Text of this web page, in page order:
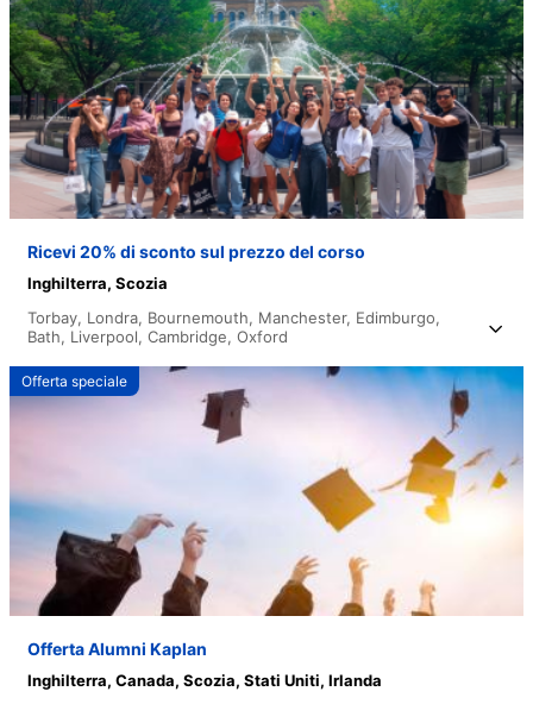
Ricevi 20% di sconto sul prezzo del corso
Inghilterra, Scozia
Torbay, Londra, Bournemouth, Manchester, Edimburgo,
Bath, Liverpool, Cambridge, Oxford
Offerta speciale
Offerta Alumni Kaplan
Inghilterra, Canada, Scozia, Stati Uniti, Irlanda